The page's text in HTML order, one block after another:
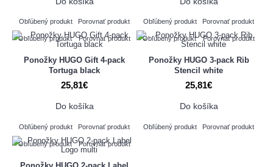
Obľúbený produkt Porovnať produkt Obľúbený produkt Porovnať produkt
Obľúbený produkt Porovnať produkt
Ponožky HUGO Gift 4-pack
Tortuga black
25,81€
Do košíka
Obľúbený produkt Porovnať produkt
Obľúbený produkt Porovnať produkt
Ponožky HUGO 3-pack Rib
Stencil white
25,81€
Do košíka
Obľúbený produkt Porovnať produkt
Obľúbený produkt Porovnať produkt